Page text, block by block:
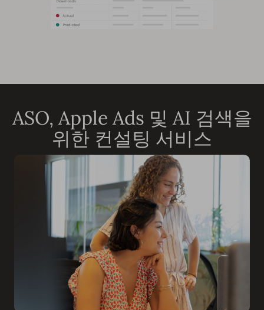
ASO, Apple Ads 및 AI 검색을
위한 컨설팅 서비스